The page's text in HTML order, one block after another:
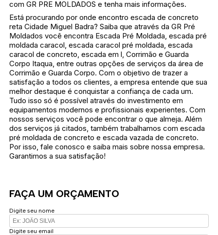
com GR PRE MOLDADOS e tenha mais informações.
Está procurando por onde encontro escada de concreto
reta Cidade Miguel Badra? Saiba que através da GR Pré
Moldados você encontra Escada Pré Moldada, escada pré
moldada caracol, escada caracol pré moldada, escada
caracol de concreto, escada em l, Corrimão e Guarda
Corpo Itaqua, entre outras opções de serviços da área de
Corrimão e Guarda Corpo. Com o objetivo de trazer a
satisfação a todos os clientes, a empresa entende que sua
melhor destaque é conquistar a confiança de cada um.
Tudo isso só é possível através do investimento em
equipamentos modernos e profissionais experientes. Com
nossos serviços você pode encontrar o que almeja. Além
dos serviços já citados, também trabalhamos com escada
pré moldada de concreto e escada vazada de concreto.
Por isso, fale conosco e saiba mais sobre nossa empresa.
Garantimos a sua satisfação!
FAÇA UM ORÇAMENTO
Digite seu nome
Digite seu email